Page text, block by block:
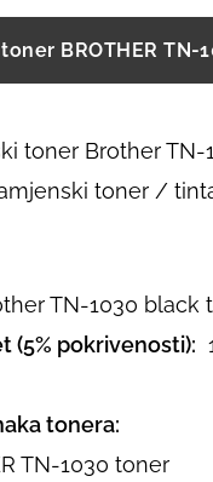
BROTHER
toner Brother
toner /
TN-1030 black
(5% pokrivenosti):
tonera:
TN-1030 toner